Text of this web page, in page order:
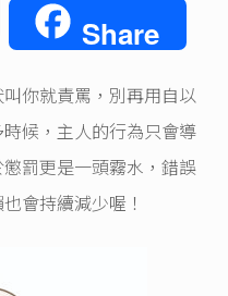
Copy
Share
你就責罵，別再用自以
候，主人的行為只會導
罰更是一頭霧水，錯誤
會持續減少喔！